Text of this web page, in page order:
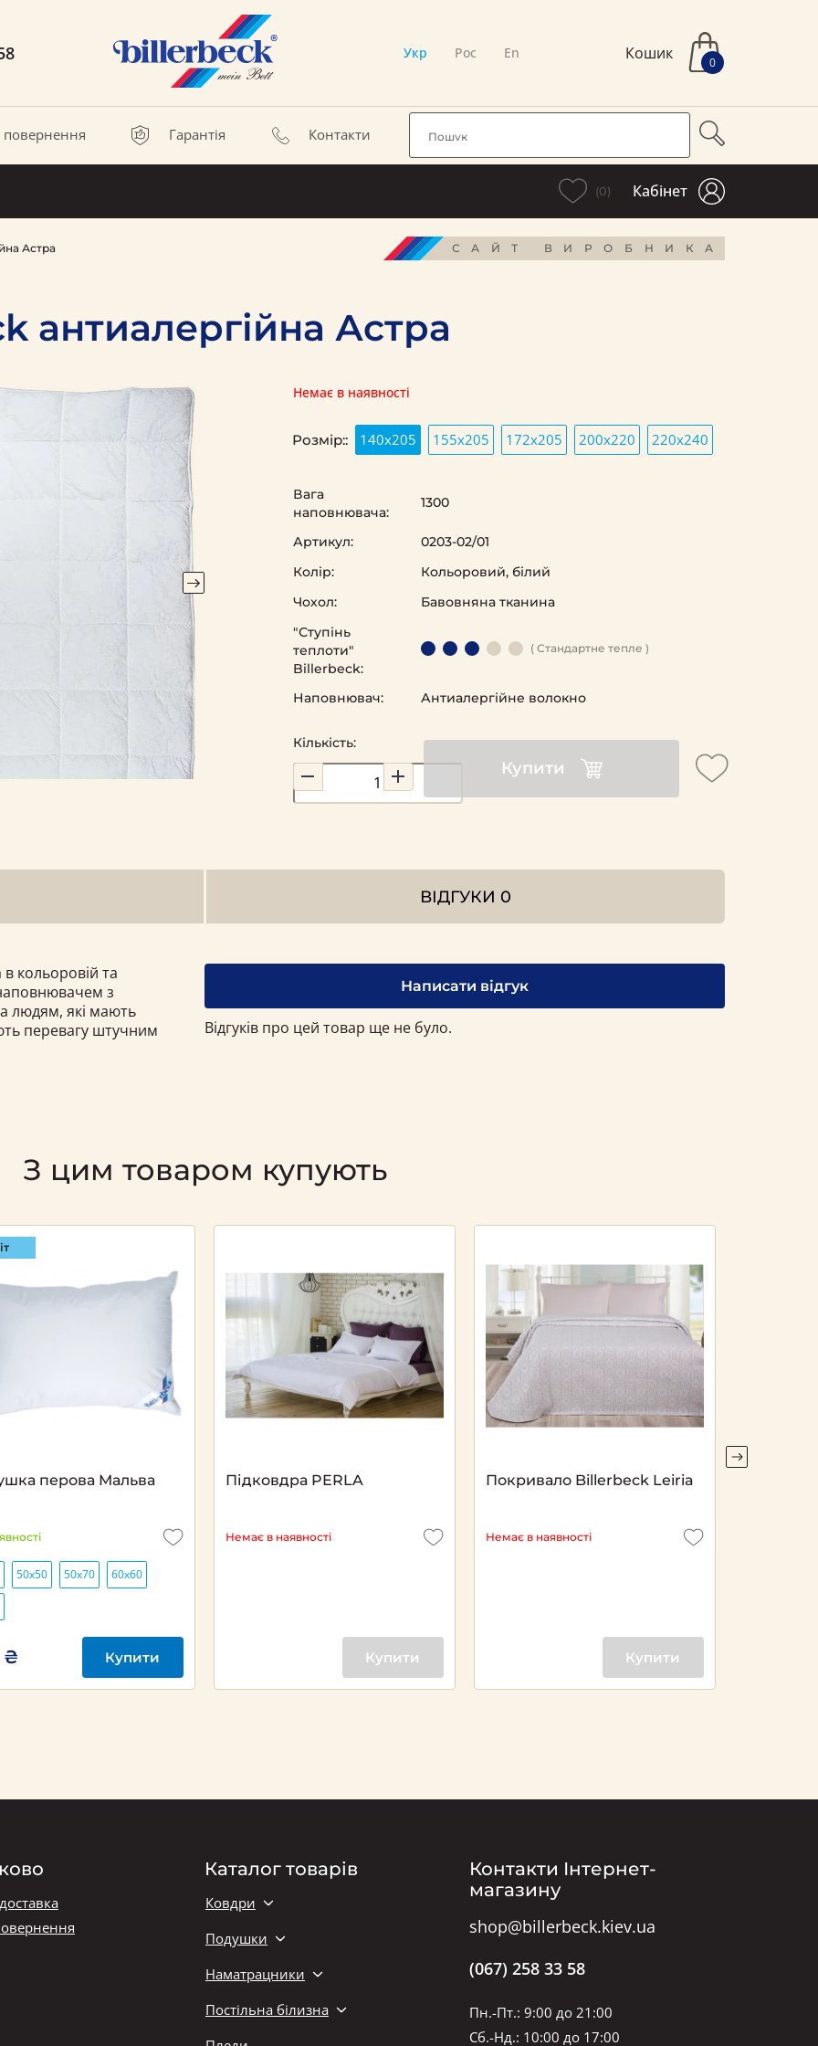
Укр Рос En Кошик 0
повернення Гарантія Контакти
(0) Кабінет
Астра САЙТ ВИРОБНИКА
антиалергійна Астра
Немає в наявності
Розмір:: 140х205 155х205 172х205 200х220 220х240
Кількість:
Купити
Вага
наповнювача:
1300
Артикул:
0203-02/01
Колір:
Кольоровий, білий
Чохол:
Бавовняна тканина
"Ступінь
теплоти"
Billerbeck:
( Стандартне тепле )
Наповнювач: Антиалергійне волокно
ВІДГУКИ 0
кольоровій та
з
людям, які мають
перевагу штучним
Написати відгук
Відгуків про цей товар ще не було.
З цим товаром купують
перова Мальва
50х50 50х70 60х60
₴ Купити
Підковдра PERLA
Немає в наявності
Купити
Покривало Billerbeck Leiria
Немає в наявності
Купити
Каталог товарів
Ковдри
Подушки
Наматрацники
Постільна білизна
Контакти Інтернет-
магазину
shop@billerbeck.kiev.ua
(067) 258 33 58
Пн.-Пт.: 9:00 до 21:00
Сб.-Нд.: 10:00 до 17:00